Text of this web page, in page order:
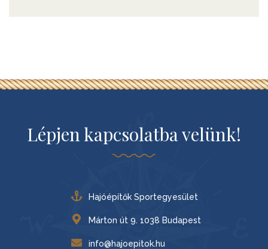
Lépjen kapcsolatba velünk!
Hajóépítők Sportegyesület
Márton út 9. 1038 Budapest
info@hajoepitok.hu